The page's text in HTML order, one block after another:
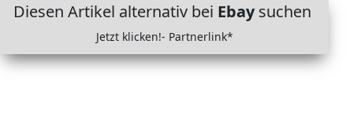
Diesen Artikel alternativ bei Ebaysuchen
Jetzt klicken!- Partnerlink*